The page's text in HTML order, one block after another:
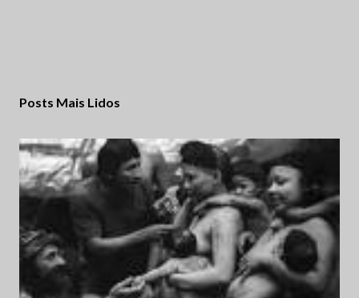
Posts Mais Lidos